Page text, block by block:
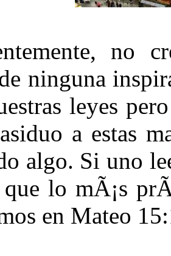
no
ninguna
leyes
a estas
algo. Si uno
lo mÃ¡s
en Mateo